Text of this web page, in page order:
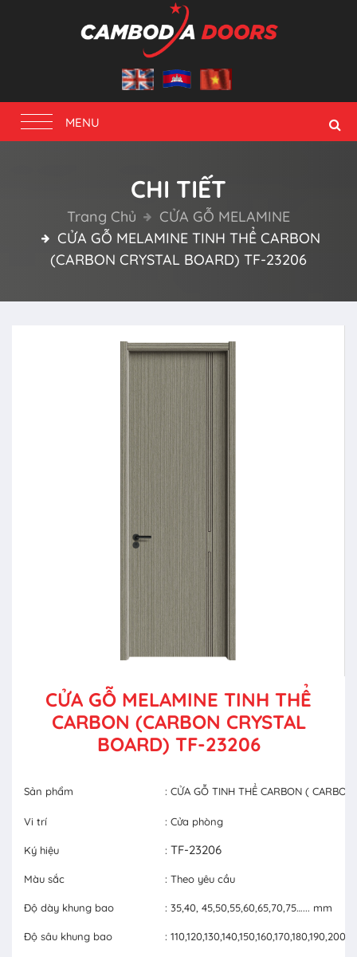
Toggle
navigation
MENU
CHI TIẾT
Trang Chủ
CỬA GỖ MELAMINE
CỬA GỖ MELAMINE TINH THỂ CARBON
(CARBON CRYSTAL BOARD) TF-23206
CỬA GỖ MELAMINE TINH THỂ
CARBON (CARBON CRYSTAL
BOARD) TF-23206
Sản phẩm : CỬA GỖ TINH THỂ CARBON (
Vi trí : Cửa phòng
Ký hiệu : TF-23206
Màu sắc : Theo yêu cầu
Độ dày khung bao : 35,40, 45,50,55,60,65,70,75…... mm
Độ sâu khung bao :